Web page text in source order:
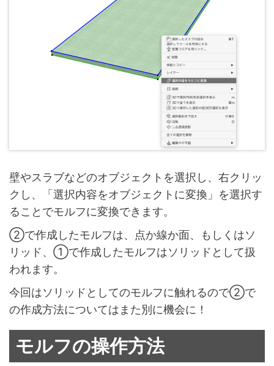
壁やスラブなどのオブジェクトを選択し、右クリッ
クし、「選択内容をオブジェクトに変換」を選択す
ることでモルフに変換できます。
②で作成したモルフは、点か線か面、もしくはソ
リッド、①で作成したモルフはソリッドとして扱
われます。
今回はソリッドとしてのモルフに触れるので②で
の作成方法についてはまた別に機会に！
モルフの操作方法